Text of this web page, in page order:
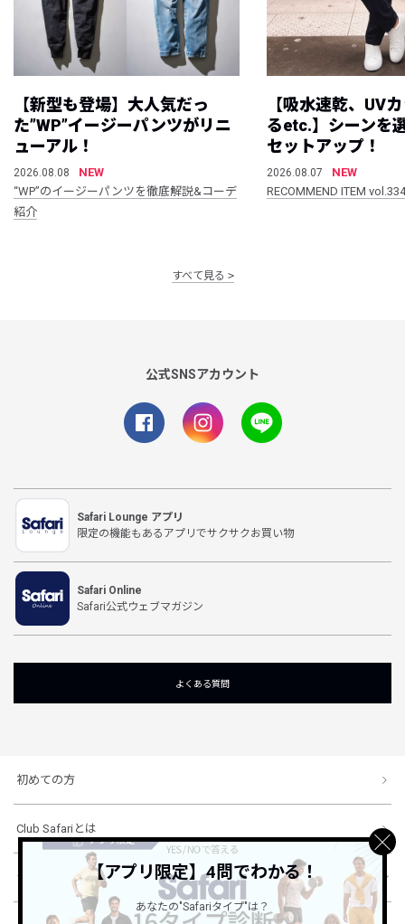
【新型も登場】大人気だっ
た”WP”イージーパンツがリニ
ューアル！
2026.08.08
NEW
“WP”のイージーパンツを徹底解説&コーデ
紹介
【吸水速乾、UV
るetc.】シーンを
セットアップ！
2026.08.07
NEW
RECOMMEND ITEM vol.334
すべて見る
公式SNSアカウント
Safari Lounge アプリ
限定の機能もあるアプリでサクサクお買い物
Safari Online
Safari公式ウェブマガジン
よくある質問
初めての方
Club Safariとは
ショッピングガイド【アプリ限定】4問でわかる！
あなたの"Safariタイプ"は？